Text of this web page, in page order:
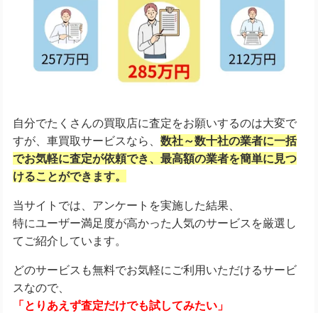
自分でたくさんの買取店に査定をお願いするのは大変で
すが、車買取サービスなら、 数社～数十社の業者に一括
でお気軽に査定が依頼でき、 最高額の業者を簡単に見つ
けることができます。
当サイトでは、アンケートを実施した結果、
特にユーザー満足度が高かった人気のサービスを厳選し
てご紹介しています。
どのサービスも無料でお気軽にご利用いただけるサービ
スなので、
「とりあえず査定だけでも試してみたい」